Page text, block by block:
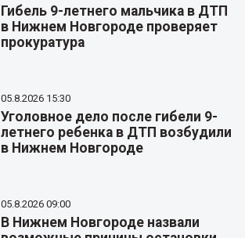
Гибель 9-летнего мальчика в ДТП
в Нижнем Новгороде проверяет
прокуратура
05.8.2026 15:30
Уголовное дело после гибели 9-
летнего ребенка в ДТП возбудили
в Нижнем Новгороде
05.8.2026 09:00
В Нижнем Новгороде назвали